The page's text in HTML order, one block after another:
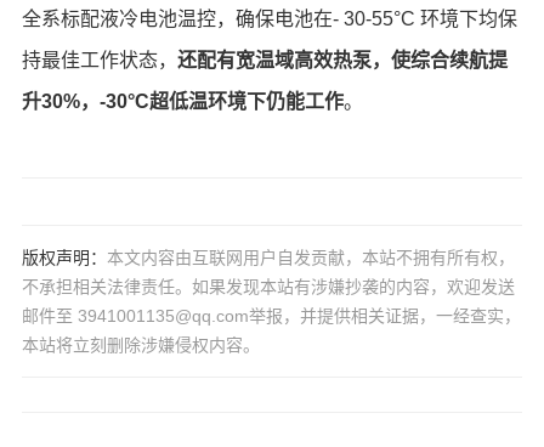
全系标配液冷电池温控，确保电池在- 30-55°C 环境下均保
持最佳工作状态， 还配有宽温域高效热泵，使综合续航提
升30%，-30°C超低温环境下仍能工作。
版权声明： 本文内容由互联网用户自发贡献，本站不拥有所有权，
不承担相关法律责任。如果发现本站有涉嫌抄袭的内容，欢迎发送
邮件至 3941001135@qq.com举报，并提供相关证据，一经查实，
本站将立刻删除涉嫌侵权内容。